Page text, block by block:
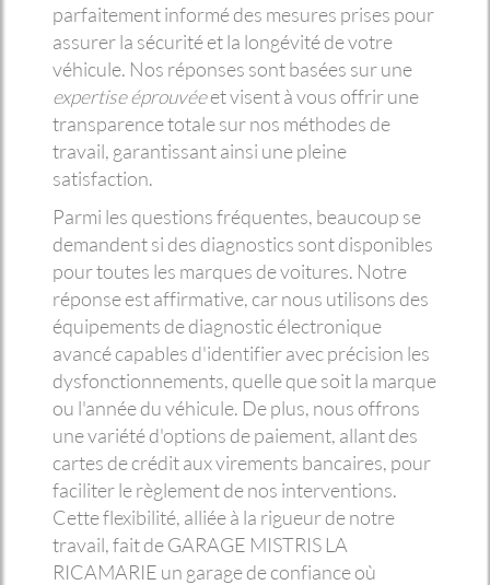
parfaitement informé des mesures prises pour
assurer la sécurité et la longévité de votre
véhicule. Nos réponses sont basées sur une
expertise éprouvéeet visent à vous offrir une
transparence totale sur nos méthodes de
travail, garantissant ainsi une pleine
satisfaction.
Parmi les questions fréquentes, beaucoup se
demandent si des diagnostics sont disponibles
pour toutes les marques de voitures. Notre
réponse est affirmative, car nous utilisons des
équipements de diagnostic électronique
avancé capables d'identifier avec précision les
dysfonctionnements, quelle que soit la marque
ou l'année du véhicule. De plus, nous offrons
une variété d'options de paiement, allant des
cartes de crédit aux virements bancaires, pour
faciliter le règlement de nos interventions.
Cette flexibilité, alliée à la rigueur de notre
travail, fait de GARAGE MISTRIS LA
RICAMARIE un garage de confiance où